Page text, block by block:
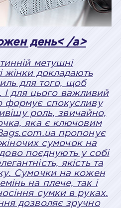
день< /a>
метушні
жінки докладають
для того, щоб
І для цього важливий
спокусливу
роль, звичайно,
яка є ключовим
пропонує
сумочок на
поєднують у собі
якість та
Сумочки на кожен
на плече, так і
сумки в руках.
дозволяє зручно